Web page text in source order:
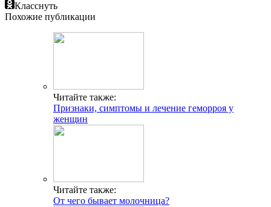
Класснуть
Похожие публикации
Читайте также:
Признаки, симптомы и лечение геморроя у
женщин
Читайте также:
От чего бывает молочница?